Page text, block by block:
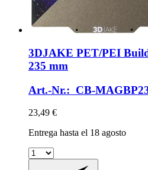
3DJAKE PET/PEI
235 mm
Art.-Nr.: CB-
23,49 €
Entrega hasta el 18 agosto